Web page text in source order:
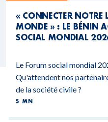
« CONNECTER NOTRE
MONDE » : LE BÉNIN
SOCIAL MONDIAL
Le Forum social mondial
Qu'attendent nos
de la société civile ?
5 MN